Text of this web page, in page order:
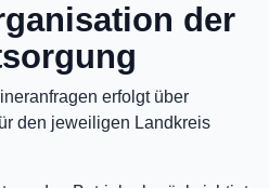
der
erfolgt über
den jeweiligen Landkreis